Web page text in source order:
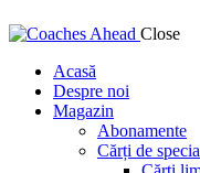
Close
Acasă
Despre noi
Magazin
Abonamente
Cărți de